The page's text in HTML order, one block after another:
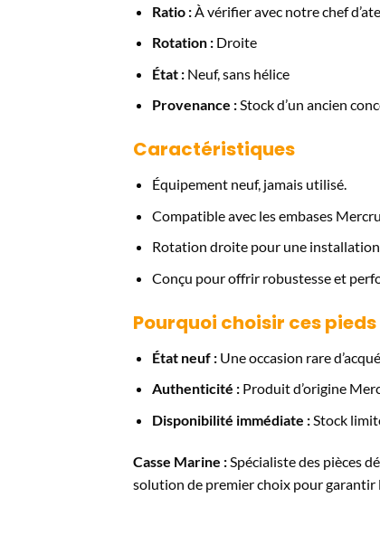
Ratio :À vérifier avec notre chef
Rotation :Droite
État :Neuf, sans hélice
Provenance :Stock d’un ancien
Caractéristiques
Équipement neuf, jamais utilisé.
Compatible avec les embases
Rotation droite pour une
Conçu pour offrir robustesse et
Pourquoi choisir ces
État neuf :Une occasion rare
Authenticité :Produit d’origine
Disponibilité immédiate :Stock
Casse Marine : Spécialiste des pièces
solution de premier choix pour